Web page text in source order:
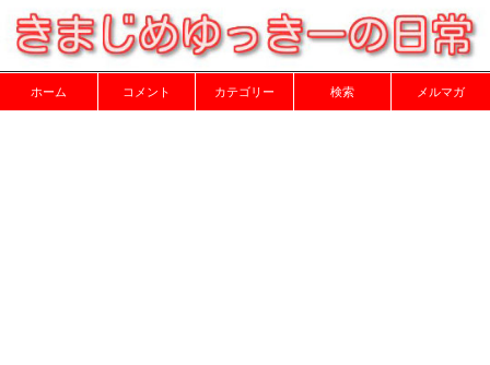
ホーム コメント カテゴリー 検索 メルマガ